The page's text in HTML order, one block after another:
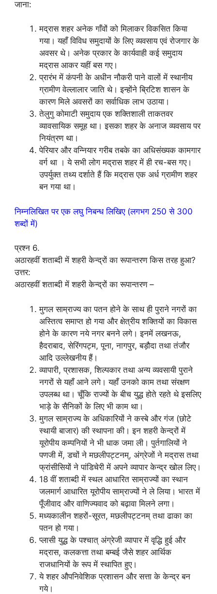
जाना:
मद्रास शहर अनेक गाँवों को मिलाकर विकसित किया
गया। यहाँ विविध समुदायों के लिए व्यवसाय एवं रोजगार के
अवसर थे। अनेक प्रकार के कार्यवाही कई समुदाय
मद्रास आकर यहीं बस गए।
प्रारंभ में कंपनी के अधीन नौकरी पाने वालों में स्थानीय
ग्रामीण वेल्लालार जाति थे। इन्होंने ब्रिटिश शासन के
कारण मिले अवसरों का सर्वाधिक लाभ उठाया।
तेलुगु कोमाटी समुदाय एक शक्तिशाली ताकतवर
व्यावसायिक समूह था। इसका शहर के अनाज व्यवसाय पर
नियंत्रण था।
पेरियार और वन्नियार गरीब तबके का अधिसंख्यक कामगार
वर्ग था । ये सभी लोग मद्रास शहर में ही रच-बस गए।
उपर्युक्त तथ्य दर्शाते हैं कि मद्रास एक अर्ध ग्रामीण शहर
बन गया था।
निम्नलिखित पर एक लघु निबन्ध लिखिए (लगभग 250 से 300
शब्दों में)
प्रश्न 6.
अठारहवीं शताब्दी में शहरी केन्द्रों का रूपान्तरण किस तरह हुआ?
उत्तर:
अठारहवीं शताब्दी में शहरी केन्द्रों का रूपान्तरण –
मुगल साम्राज्य का पतन होने के साथ ही पुराने नगरों का
अस्तित्व समाप्त हो गया और क्षेत्रीय शक्तियों का विकास
होने के कारण नये नगर बनने लगे। इनमें लखनऊ,
हैदराबाद, सेरिंगपट्म, पूना, नागपुर, बड़ौदा तथा तंजौर
आदि उल्लेखनीय हैं।
व्यापारी, प्रशासक, शिल्पकार तथा अन्य व्यवसायी पुराने
नगरों से यहाँ आने लगे। यहाँ उनको काम तथा संरक्षण
उपलब्ध था। चूँकि राज्यों के बीच युद्ध होते रहते थे इसलिए
भाड़े के सैनिकों के लिए भी काम था।
मुगल साम्राज्य के अधिकारियों ने कस्बे और गंज (छोटे
स्थायी बाजार) की स्थापना की। इन शहरी केन्द्रों में
यूरोपीय कम्पनियों ने भी धाक जमा ली। पुर्तगालियों ने
पणजी में, डचों ने मछलीपट्टनम्, अंग्रेजों ने मद्रास तथा
फ्रांसीसियों ने पांडिचेरी में अपने व्यापार केन्द्र खोल लिए।
18 वीं शताब्दी में स्थल आधारित साम्राज्यों का स्थान
जलमार्ग आधारित यूरोपीय साम्राज्यों ने ले लिया। भारत में
पूँजीवाद और वाणिज्यवाद को बढ़ावा मिलने लगा।
मध्यकालीन शहरों-सूरत, मछलीपट्टनम् तथा ढाका का
पतन हो गया।
प्लासी युद्ध के पश्चात् अंग्रेजी व्यापार में वृद्धि हुई और
मद्रास, कलकत्ता तथा बम्बई जैसे शहर आर्थिक
राजधानियों के रूप में स्थापित हुए।
ये शहर औपनिवेशिक प्रशासन और सत्ता के केन्द्र बन
गये।